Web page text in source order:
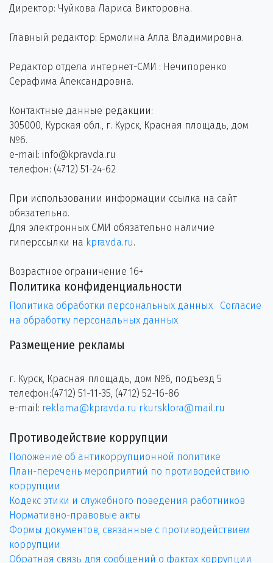
Директор: Чуйкова Лариса Викторовна.
Главный редактор: Ермолина Алла Владимировна.
Редактор отдела интернет-СМИ : Нечипоренко
Серафима Александровна.
Контактные данные редакции:
305000, Курская обл., г. Курск, Красная площадь, дом
№6.
e-mail: info@kpravda.ru
телефон: (4712) 51-24-62
При использовании информации ссылка на сайт
обязательна.
Для электронных СМИ обязательно наличие
гиперссылки на kpravda.ru.
Возрастное ограничение 16+
Политика конфиденциальности
Политика обработки персональных данных
Согласие
на обработку персональных данных
Размещение рекламы
г. Курск, Красная площадь, дом №6, подъезд 5
телефон:(4712) 51-11-35, (4712) 52-16-86
e-mail: reklama@kpravda.ru rkursklora@mail.ru
Противодействие коррупции
Положение об антикоррупционной политике
План-перечень мероприятий по противодействию
коррупции
Кодекс этики и служебного поведения работников
Нормативно-правовые акты
Формы документов, связанные с противодействием
коррупции
Обратная связь для сообщений о фактах коррупции